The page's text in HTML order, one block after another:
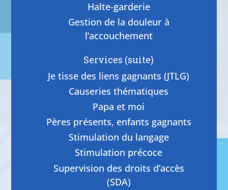
Halte-garderie
Gestion de la douleur à
l’accouchement
Services (suite)
Je tisse des liens gagnants (JTLG)
Causeries thématiques
Papa et moi
Pères présents, enfants gagnants
Stimulation du langage
Stimulation précoce
Supervision des droits d’accès
(SDA)